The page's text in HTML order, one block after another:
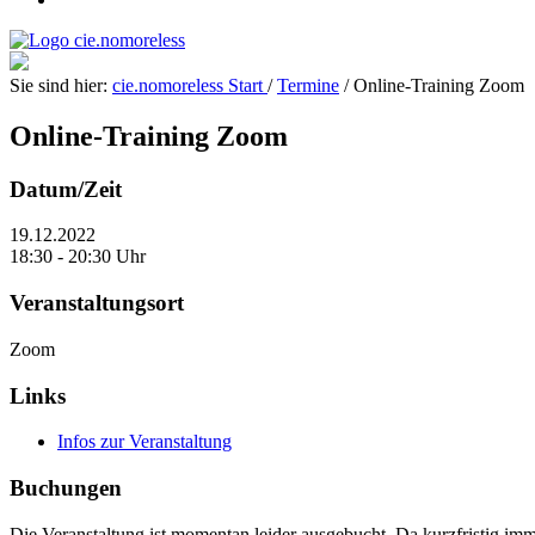
Sie sind hier: cie.nomoreless Start /Termine /Online-Training Zoom
Online-Training Zoom
Datum/Zeit
19.12.2022
18:30 - 20:30 Uhr
Veranstaltungsort
Zoom
Links
Infos zur Veranstaltung
Buchungen